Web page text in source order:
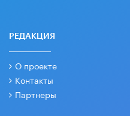
РЕДАКЦИЯ
О проекте
Контакты
Партнеры